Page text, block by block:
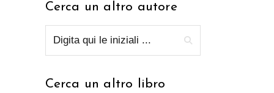
Cerca un altro autore
Cerca un altro libro